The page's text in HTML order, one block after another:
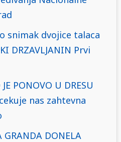
snimak dvojice talaca
DRZAVLJANIN Prvi
PONOVO U DRESU
nas zahtevna
GRANDA DONELA